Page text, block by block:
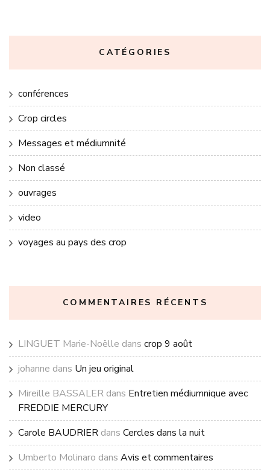
CATÉGORIES
conférences
Crop circles
Messages et médiumnité
Non classé
ouvrages
video
voyages au pays des crop
COMMENTAIRES RÉCENTS
LINGUET Marie-Noëlle dans crop 9 août
johanne dans Un jeu original
Mireille BASSALER dans Entretien médiumnique avec
FREDDIE MERCURY
Carole BAUDRIER dans Cercles dans la nuit
Umberto Molinaro dans Avis et commentaires